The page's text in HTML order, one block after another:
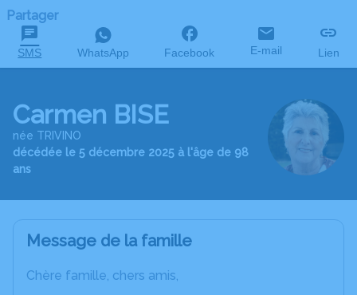
Partager
SMS WhatsApp Facebook E-mail Lien
Carmen BISE
née TRIVINO
décédée le 5 décembre 2025 à l'âge de 98
ans
Message de la famille
Chère famille, chers amis,